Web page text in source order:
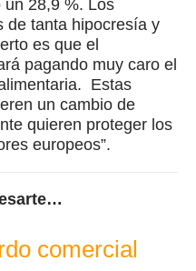
28,9 %. Los
de tanta hipocresía y
es que el
pagando muy caro el
Estas
un cambio de
quieren proteger los
europeos”.
comercial